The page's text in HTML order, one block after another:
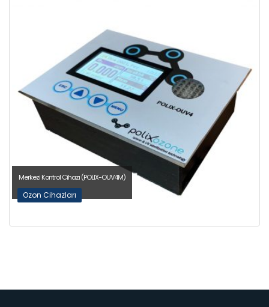
Merkezi Kontrol Cihazı (POLIX-OUV4M)
Ozon Cihazları